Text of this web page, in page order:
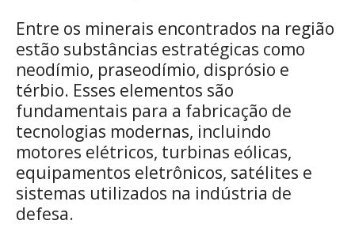
Entre os minerais encontrados na região
estão substâncias estratégicas como
neodímio, praseodímio, disprósio e
térbio. Esses elementos são
fundamentais para a fabricação de
tecnologias modernas, incluindo
motores elétricos, turbinas eólicas,
equipamentos eletrônicos, satélites e
sistemas utilizados na indústria de
defesa.